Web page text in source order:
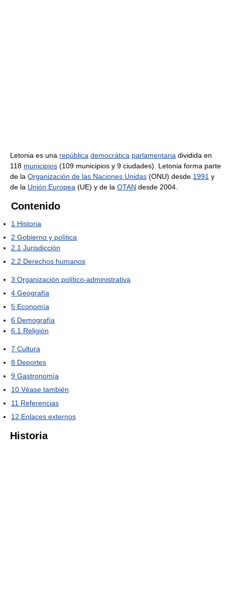
Letonia es una república democrática parlamentaria dividida en
118 municipios (109 municipios y 9 ciudades). Letonia forma parte
de la Organización de las Naciones Unidas (ONU) desde 1991 y
de la Unión Europea (UE) y de la OTAN desde 2004.
Contenido
1 Historia
2 Gobierno y política
2.1 Jurisdicción
2.2 Derechos humanos
3 Organización político-administrativa
4 Geografía
5 Economía
6 Demografía
6.1 Religión
7 Cultura
8 Deportes
9 Gastronomía
10 Véase también
11 Referencias
12 Enlaces externos
Historia